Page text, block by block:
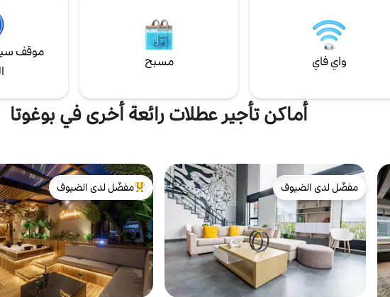
المهم مراجعة قوانين البيت – القواعد
واي فاي مسبح
موقف
أماكن تأجير عطلات رائعة أخرى في بوغوتا
مفضّل لدى الضيوف
مفضّل لدى الضيوف
من أبرز البيوت المفضّلة لدى الضيوف
مفضّل لدى الضيوف